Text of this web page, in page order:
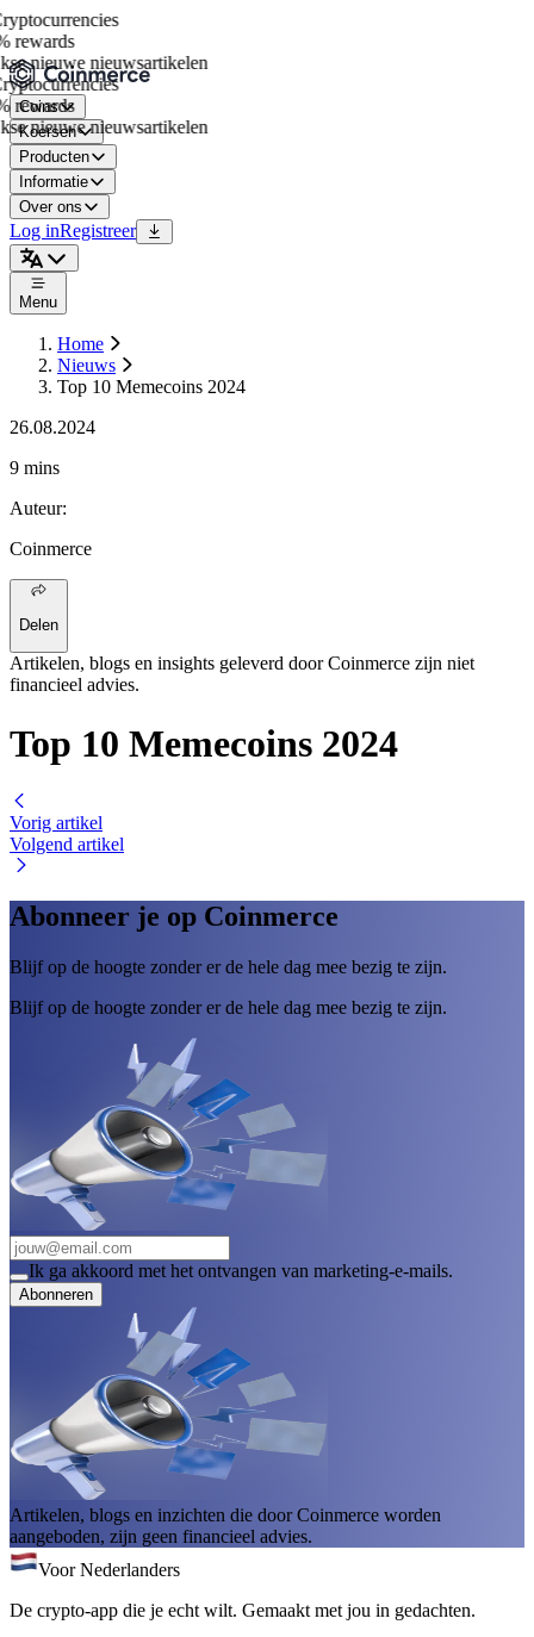
rewards
nieuwe nieuwsartikelen
rewards
nieuwe nieuwsartikelen
Coins
Koersen
Producten
Informatie
Over ons
Log inRegistreer
Menu
Home
Nieuws
Top 10 Memecoins 2024
26.08.2024
9 mins
Auteur:
Coinmerce
Delen
Artikelen, blogs en insights geleverd door Coinmerce zijn niet
financieel advies.
Top 10 Memecoins 2024
Vorig artikel
Volgend artikel
Abonneer je op Coinmerce
Blijf op de hoogte zonder er de hele dag mee bezig te zijn.
Blijf op de hoogte zonder er de hele dag mee bezig te zijn.
Ik ga akkoord met het ontvangen van marketing-e-mails.
Abonneren
Artikelen, blogs en inzichten die door Coinmerce worden
aangeboden, zijn geen financieel advies.
Voor Nederlanders
De crypto-app die je echt wilt. Gemaakt met jou in gedachten.